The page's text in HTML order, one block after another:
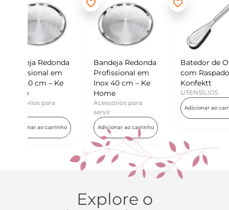
Bandeja Redonda
Profissional em
Inox 40 cm – Ke
Acessórios para
Adicionar ao carrinho
Batedor de Ovos
com Raspador –
Konfektt
Adicionar ao carrinho
Explore o